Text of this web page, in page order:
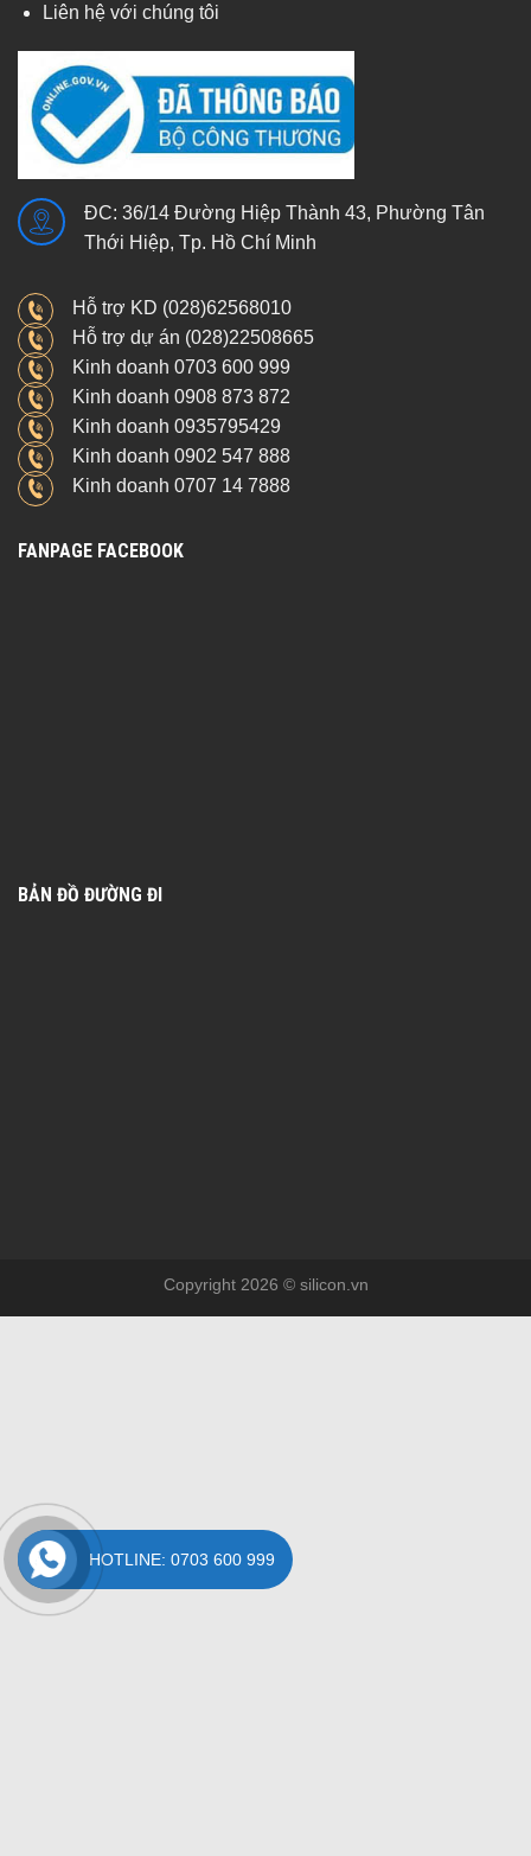
Liên hệ với chúng tôi
ĐC: 36/14 Đường Hiệp Thành 43, Phường Tân
Thới Hiệp, Tp. Hồ Chí Minh
Hỗ trợ KD (028)62568010
Hỗ trợ dự án (028)22508665
Kinh doanh 0703 600 999
Kinh doanh 0908 873 872
Kinh doanh 0935795429
Kinh doanh 0902 547 888
Kinh doanh 0707 14 7888
FANPAGE FACEBOOK
BẢN ĐỒ ĐƯỜNG ĐI
Copyright 2026 © silicon.vn
HOTLINE: 0703 600 999